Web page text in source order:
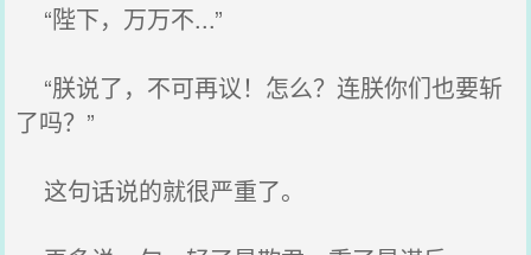
“陛下，万万不...”
“朕说了，不可再议！怎么？连朕你们也要斩
了吗？”
这句话说的就很严重了。